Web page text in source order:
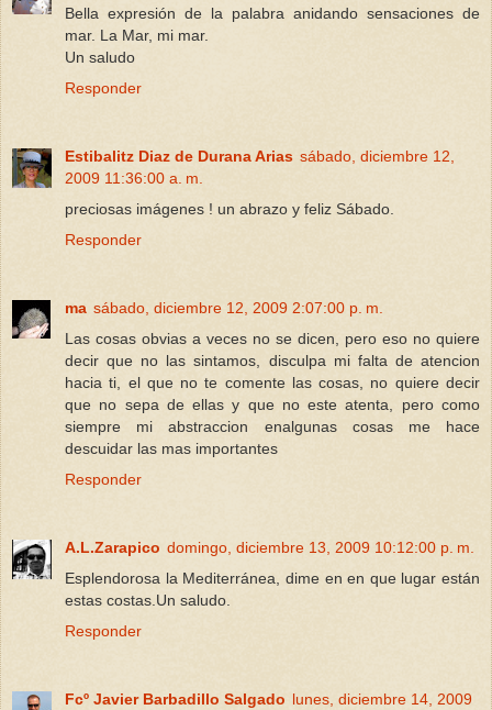
Bella expresión de la palabra anidando sensaciones de
mar. La Mar, mi mar.
Un saludo
Responder
Estibalitz Diaz de Durana Arias sábado, diciembre 12,
2009 11:36:00 a. m.
preciosas imágenes ! un abrazo y feliz Sábado.
Responder
ma sábado, diciembre 12, 2009 2:07:00 p. m.
Las cosas obvias a veces no se dicen, pero eso no quiere
decir que no las sintamos, disculpa mi falta de atencion
hacia ti, el que no te comente las cosas, no quiere decir
que no sepa de ellas y que no este atenta, pero como
siempre mi abstraccion enalgunas cosas me hace
descuidar las mas importantes
Responder
A.L.Zarapico domingo, diciembre 13, 2009 10:12:00 p. m.
Esplendorosa la Mediterránea, dime en en que lugar están
estas costas.Un saludo.
Responder
Fcº Javier Barbadillo Salgado lunes, diciembre 14, 2009